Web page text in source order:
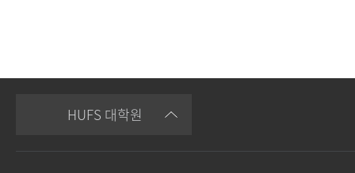
HUFS 대학원